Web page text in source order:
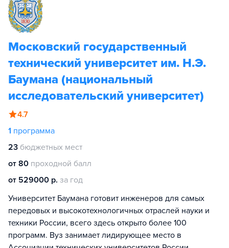
Московский государственный
технический университет им. Н.Э.
Баумана (национальный
исследовательский университет)
4.7
1 программа
23 бюджетных мест
от 80 проходной балл
от 529000 р. за год
Университет Баумана готовит инженеров для самых
передовых и высокотехнологичных отраслей науки и
техники России, всего здесь открыто более 100
программ. Вуз занимает лидирующее место в